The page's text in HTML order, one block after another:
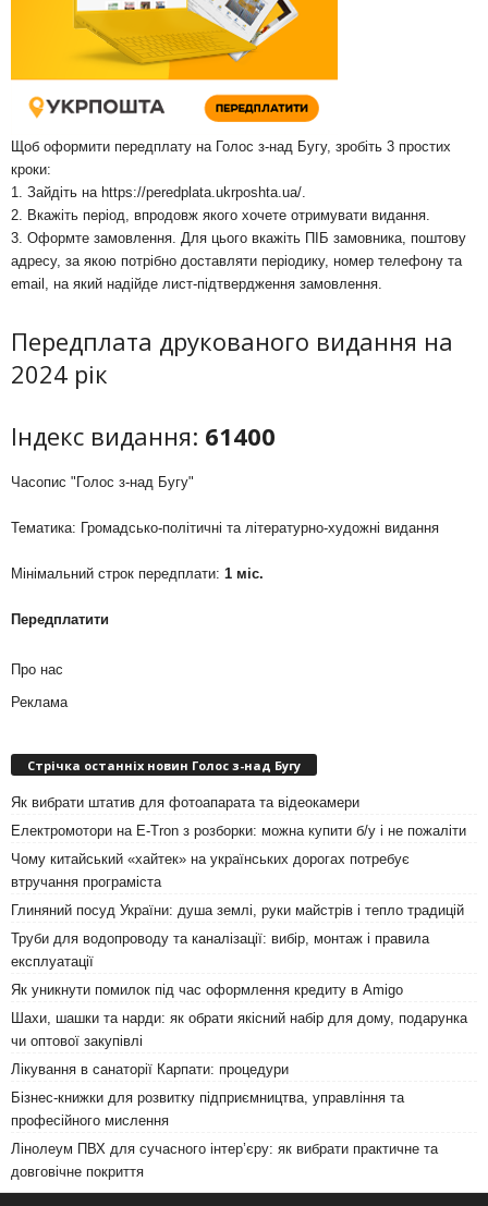
Щоб оформити передплату на Голос з-над Бугу, зробіть 3 простих
кроки:
1. Зайдіть на https://peredplata.ukrposhta.ua/
2. Вкажіть період, впродовж якого хочете отримувати видання.
3. Оформте замовлення. Для цього вкажіть ПІБ замовника, поштову
адресу, за якою потрібно доставляти періодику, номер телефону та
email, на який надійде лист-підтвердження замовлення.
Передплата друкованого видання на
2024 рік
Індекс видання: 61400
Часопис "Голос з-над Бугу"
Тематика: Громадсько-політичні та літературно-художні видання
Мінімальний строк передплати: 1 міс.
Передплатити
Про нас
Реклама
Стрічка останніх новин Голос з-над Бугу
Як вибрати штатив для фотоапарата та відеокамери
Електромотори на E-Tron з розборки: можна купити б/у і не пожаліти
Чому китайський «хайтек» на українських дорогах потребує
втручання програміста
Глиняний посуд України: душа землі, руки майстрів і тепло традицій
Труби для водопроводу та каналізації: вибір, монтаж і правила
експлуатації
Як уникнути помилок під час оформлення кредиту в Amigo
Шахи, шашки та нарди: як обрати якісний набір для дому, подарунка
чи оптової закупівлі
Лікування в санаторії Карпати: процедури
Бізнес-книжки для розвитку підприємництва, управління та
професійного мислення
Лінолеум ПВХ для сучасного інтер’єру: як вибрати практичне та
довговічне покриття